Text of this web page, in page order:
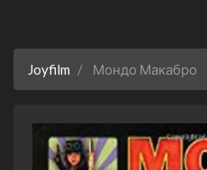
Joyfilm Мондо Макабро